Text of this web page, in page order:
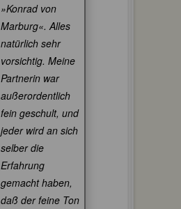
»Konrad von
Marburg«. Alles
natürlich sehr
vorsichtig. Meine
Partnerin war
außerordentlich
fein geschult, und
jeder wird an sich
selber die
Erfahrung
gemacht haben,
daß der feine Ton